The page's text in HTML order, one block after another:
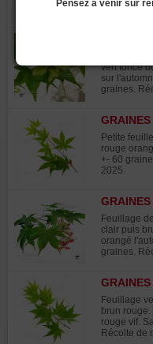
Sachet de
vert foncé
sur
graines.
IKARUGA
Petite
rouge
+- 60
2025.
KURABU
Feuillage
clair puis
orangé
graines.
SATSUKI
Feuillage
brun
rouge vif.
Récolte de
Pensez à venir sur